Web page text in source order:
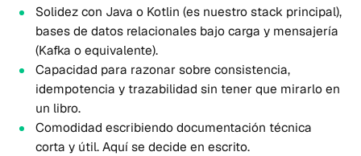
Solidez con Java o Kotlin (es nuestro stack principal),
bases de datos relacionales bajo carga y mensajería
(Kafka o equivalente).
Capacidad para razonar sobre consistencia,
idempotencia y trazabilidad sin tener que mirarlo en
un libro.
Comodidad escribiendo documentación técnica
corta y útil. Aquí se decide en escrito.